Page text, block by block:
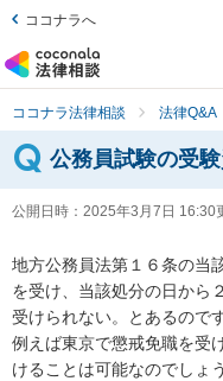
ココナラへ
ココナラ法律相談 法律Q&A
公務員試験の受
公開日時： 2025年3月7日 16:30
地方公務員法第１６条の当
を受け、当該処分の日から
受けられない。とあるので
例えば東京で懲戒免職を受
けることは可能なのでしょ